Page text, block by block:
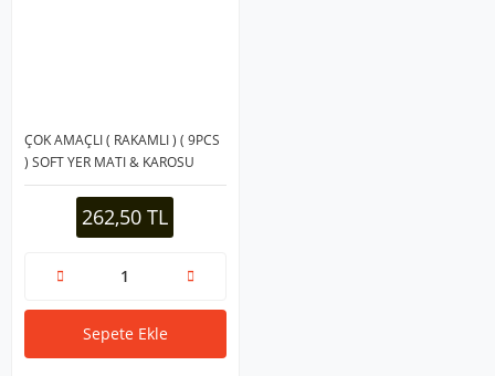
ÇOK AMAÇLI ( RAKAMLI ) ( 9PCS
) SOFT YER MATI & KAROSU
*24=K
262,50 TL
Sepete Ekle